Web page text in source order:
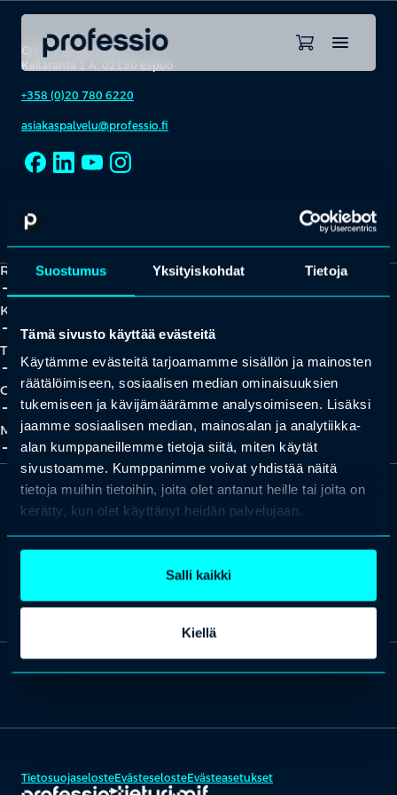
Suostumus Yksityiskohdat Tietoja
Tämä sivusto käyttää evästeitä
Käytämme evästeitä tarjoamamme sisällön ja mainosten
räätälöimiseen, sosiaalisen median ominaisuuksien
tukemiseen ja kävijämäärämme analysoimiseen. Lisäksi
jaamme sosiaalisen median, mainosalan ja analytiikka-
alan kumppaneillemme tietoja siitä, miten käytät
sivustoamme. Kumppanimme voivat yhdistää näitä
tietoja muihin tietoihin, joita olet antanut heille tai joita on
kerätty, kun olet käyttänyt heidän palvelujaan.
Salli kaikki
Kiellä
OTA YHTEYTTÄ
Keilaranta 1 A, 02150 Espoo
+358 (0)20 780 6220
asiakaspalvelu@professio.fi
Yhteistyökumppaniksi?
Ratkaisut
add_2close
Koulutukset
add_2close
Tapahtumat
add_2 close
Oivallukset
add_2close
Meistä
add_2close
Missiona maailman osaavin kansa.
TietosuojaselosteEvästeselosteEvästeasetukset